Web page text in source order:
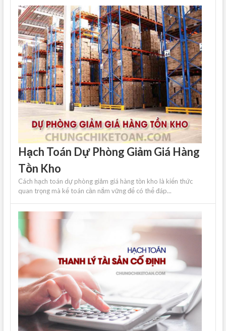
Hạch Toán Dự Phòng Giảm Giá Hàng
Tồn Kho
Cách hạch toán dự phòng giảm giá hàng tồn kho là kiến ​​thức
quan trọng mà kế toán cần nắm vững để có thể đáp...